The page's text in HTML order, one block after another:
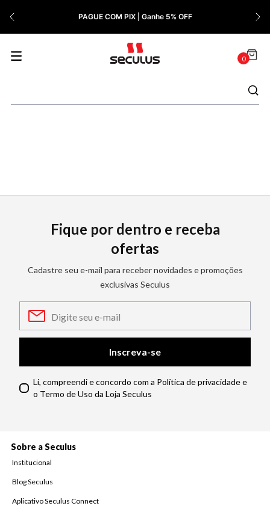
PAGUE COM PIX | Ganhe 5% OFF
0
Fique por dentro e receba
ofertas
Cadastre seu e-mail para receber novidades e promoções
exclusivas Seculus
Inscreva-se
Li, compreendi e concordo com a Política de privacidade e
o Termo de Uso da Loja Seculus
Sobre a Seculus
Institucional
Blog Seculus
Aplicativo Seculus Connect
9º